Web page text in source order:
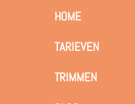
HOME
TARIEVEN
TRIMMEN